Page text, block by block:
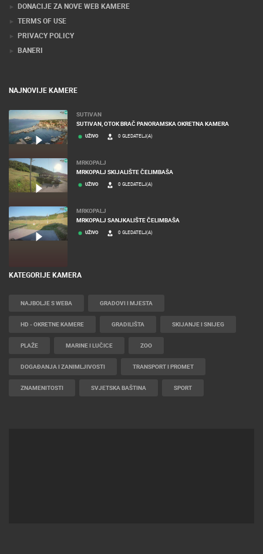
DONACIJE ZA NOVE WEB KAMERE
TERMS OF USE
PRIVACY POLICY
BANERI
NAJNOVIJE KAMERE
SUTIVAN
SUTIVAN, OTOK BRAČ PANORAMSKA OKRETNA KAMERA
UŽIVO 0 GLEDATELJ(A)
MRKOPALJ
MRKOPALJ SKIJALIŠTE ČELIMBAŠA
UŽIVO 0 GLEDATELJ(A)
MRKOPALJ
MRKOPALJ SANJKALIŠTE ČELIMBAŠA
UŽIVO 0 GLEDATELJ(A)
KATEGORIJE KAMERA
NAJBOLJE S WEBA GRADOVI I MJESTA
HD - OKRETNE KAMERE GRADILIŠTA SKIJANJE I SNIJEG
PLAŽE MARINE I LUČICE ZOO
DOGAĐANJA I ZANIMLJIVOSTI TRANSPORT I PROMET
ZNAMENITOSTI SVJETSKA BAŠTINA SPORT